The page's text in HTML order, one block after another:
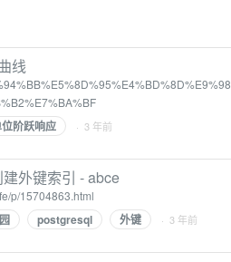
线
阶跃响应 · 3 年前
外键索引 - abce
p/15704863.html
postgresql 外键 · 3 年前